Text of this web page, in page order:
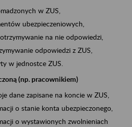
w ZUS,
ubezpieczeniowych,
na nie odpowiedzi,
odpowiedzi z ZUS,
w jednostce ZUS.
(np. pracownikiem)
dane zapisane na koncie w ZUS,
o stanie konta ubezpieczonego,
o wystawionych zwolnieniach